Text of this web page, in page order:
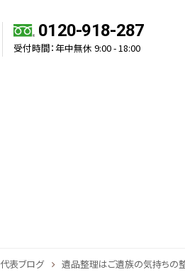
0120-918-287
受付時間：年中無休 9:00 - 18:00
代表ブログ 遺品整理はご遺族の気持ちの